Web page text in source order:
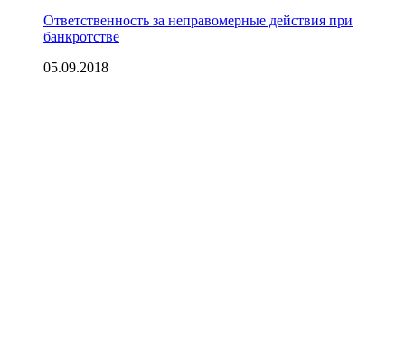
Ответственность за неправомерные действия при
банкротстве
05.09.2018